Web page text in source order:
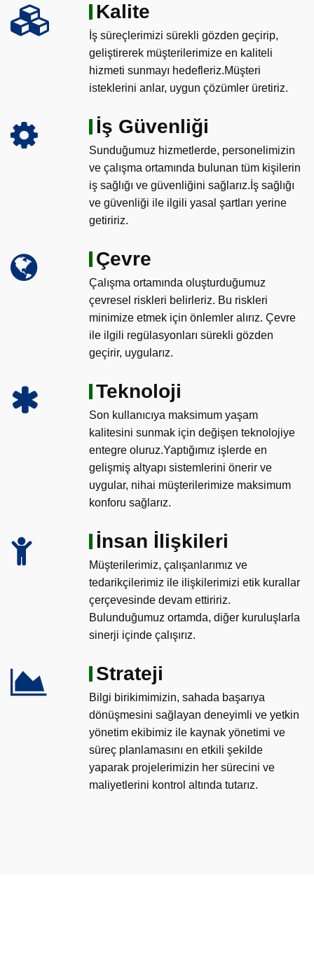
Kalite
İş süreçlerimizi sürekli gözden geçirip,
geliştirerek müşterilerimize en kaliteli
hizmeti sunmayı hedefleriz.Müşteri
isteklerini anlar, uygun çözümler üretiriz.
İş Güvenliği
Sunduğumuz hizmetlerde, personelimizin
ve çalışma ortamında bulunan tüm kişilerin
iş sağlığı ve güvenliğini sağlarız.İş sağlığı
ve güvenliği ile ilgili yasal şartları yerine
getiririz.
Çevre
Çalışma ortamında oluşturduğumuz
çevresel riskleri belirleriz. Bu riskleri
minimize etmek için önlemler alırız. Çevre
ile ilgili regülasyonları sürekli gözden
geçirir, uygularız.
Teknoloji
Son kullanıcıya maksimum yaşam
kalitesini sunmak için değişen teknolojiye
entegre oluruz.Yaptığımız işlerde en
gelişmiş altyapı sistemlerini önerir ve
uygular, nihai müşterilerimize maksimum
konforu sağlarız.
İnsan İlişkileri
Müşterilerimiz, çalışanlarımız ve
tedarikçilerimiz ile ilişkilerimizi etik kurallar
çerçevesinde devam ettiririz.
Bulunduğumuz ortamda, diğer kuruluşlarla
sinerji içinde çalışırız.
Strateji
Bilgi birikimimizin, sahada başarıya
dönüşmesini sağlayan deneyimli ve yetkin
yönetim ekibimiz ile kaynak yönetimi ve
süreç planlamasını en etkili şekilde
yaparak projelerimizin her sürecini ve
maliyetlerini kontrol altında tutarız.